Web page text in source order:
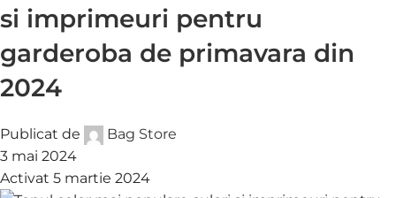
si imprimeuri pentru
garderoba de primavara din
2024
Publicat de
Bag Store
3 mai 2024
Activat 5 martie 2024